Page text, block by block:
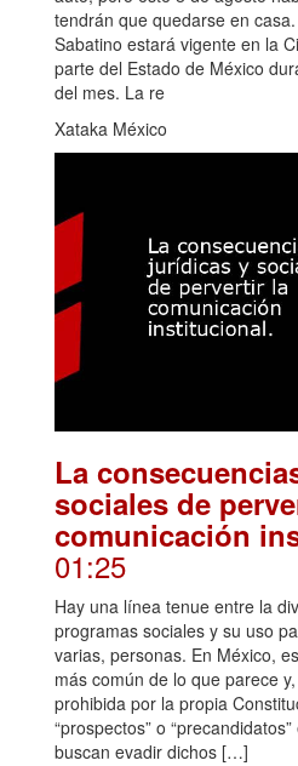
tendrán que quedarse en
Sabatino estará vigente en la
parte del Estado de México
del mes. La re
Xataka México
La
sociales de
comunicación
01:25
Hay una línea tenue entre la
programas sociales y su uso
varias, personas. En México,
más común de lo que parece
prohibida por la propia
“prospectos” o
buscan evadir dichos […]